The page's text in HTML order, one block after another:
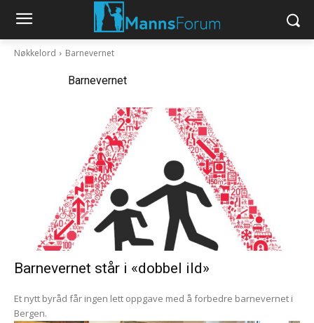
Nøkkelord Barnevernet
Barnevernet
Barnevernet står i «dobbel ild»
Et nytt byråd får ingen lett oppgave med å forbedre barnevernet i
Bergen.